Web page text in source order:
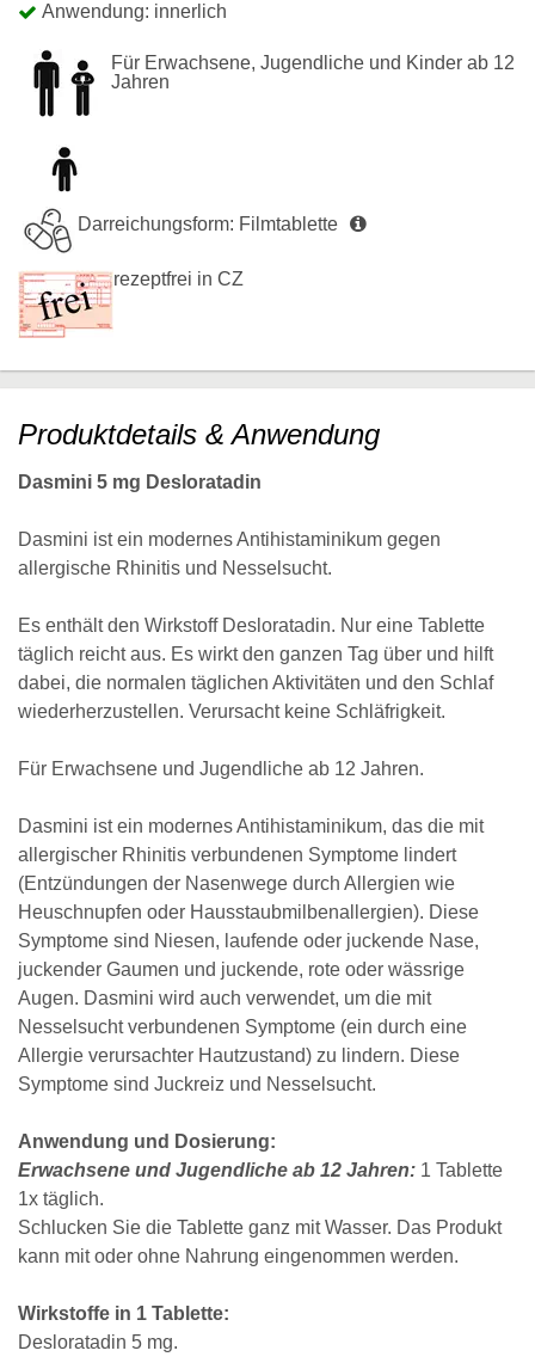
Anwendung: innerlich
Für Erwachsene, Jugendliche und Kinder ab 12
Jahren
Darreichungsform: Filmtablette
rezeptfrei in CZ
Produktdetails & Anwendung
Dasmini 5 mg Desloratadin
Dasmini ist ein modernes Antihistaminikum gegen
allergische Rhinitis und Nesselsucht.
Es enthält den Wirkstoff Desloratadin. Nur eine Tablette
täglich reicht aus. Es wirkt den ganzen Tag über und hilft
dabei, die normalen täglichen Aktivitäten und den Schlaf
wiederherzustellen. Verursacht keine Schläfrigkeit.
Für Erwachsene und Jugendliche ab 12 Jahren.
Dasmini ist ein modernes Antihistaminikum, das die mit
allergischer Rhinitis verbundenen Symptome lindert
(Entzündungen der Nasenwege durch Allergien wie
Heuschnupfen oder Hausstaubmilbenallergien). Diese
Symptome sind Niesen, laufende oder juckende Nase,
juckender Gaumen und juckende, rote oder wässrige
Augen. Dasmini wird auch verwendet, um die mit
Nesselsucht verbundenen Symptome (ein durch eine
Allergie verursachter Hautzustand) zu lindern. Diese
Symptome sind Juckreiz und Nesselsucht.
Anwendung und Dosierung:
Erwachsene und Jugendliche ab 12 Jahren: 1 Tablette
1x täglich.
Schlucken Sie die Tablette ganz mit Wasser. Das Produkt
kann mit oder ohne Nahrung eingenommen werden.
Wirkstoffe in 1 Tablette:
Desloratadin 5 mg.